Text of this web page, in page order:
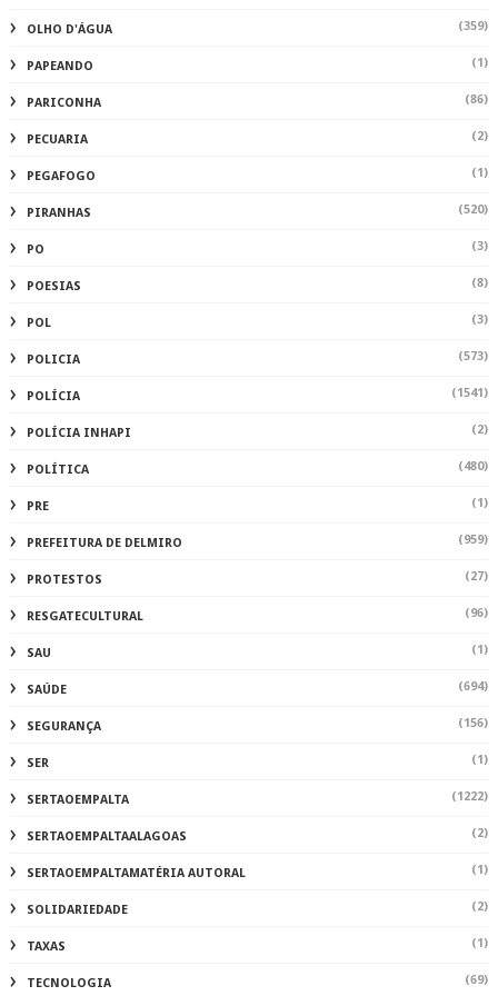
OLHO D'ÁGUA (359)
PAPEANDO (1)
PARICONHA (86)
PECUARIA (2)
PEGAFOGO (1)
PIRANHAS (520)
PO (3)
POESIAS (8)
POL (3)
POLICIA (573)
POLÍCIA (1541)
POLÍCIA INHAPI (2)
POLÍTICA (480)
PRE (1)
PREFEITURA DE DELMIRO (959)
PROTESTOS (27)
RESGATECULTURAL (96)
SAU (1)
SAÚDE (694)
SEGURANÇA (156)
SER (1)
SERTAOEMPALTA (1222)
SERTAOEMPALTAALAGOAS (2)
SERTAOEMPALTAMATÉRIA AUTORAL (1)
SOLIDARIEDADE (2)
TAXAS (1)
TECNOLOGIA (69)